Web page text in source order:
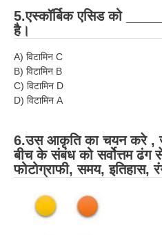
Psychological Tests
RRB NTPC
RRB NTPC PDF Notes
RRB NTPC Notification 2025
RRB NTPC (CBT-1) Exam
RRB NTPC (CBT-2) Exam
RRB NTPC Syllabus
5.एस्कॉर्बिक एसिड को
है।
A) विटामिन C
B) विटामिन B
C) विटामिन D
D) विटामिन A
6.उस आकृति का चयन करे ,
बीच के संबंध को सर्वोत्तम ढंग
फोटोग्राफी, समय, इतिहास,